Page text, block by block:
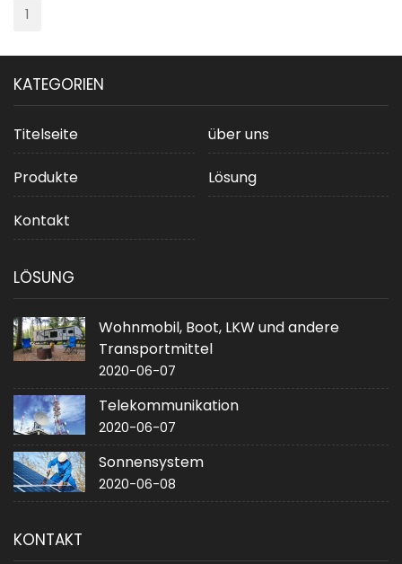
1
KATEGORIEN
Titelseite über uns
Produkte Lösung
Kontakt
LÖSUNG
Wohnmobil, Boot, LKW und andere
Transportmittel
2020-06-07
Telekommunikation
2020-06-07
Sonnensystem
2020-06-08
KONTAKT